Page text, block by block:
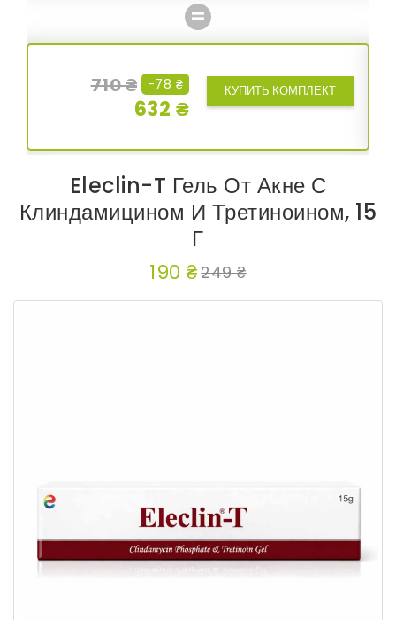
=
710 ₴ -78 ₴
632 ₴
КУПИТЬ КОМПЛЕКТ
Eleclin-T Гель От Акне С
Клиндамицином И Третиноином, 15
Г
190 ₴249 ₴